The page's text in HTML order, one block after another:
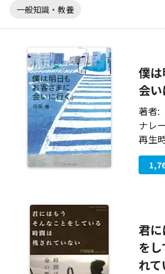
一般知識・教養
僕
会い
著者:
ナレ
再生
君に
を
れて